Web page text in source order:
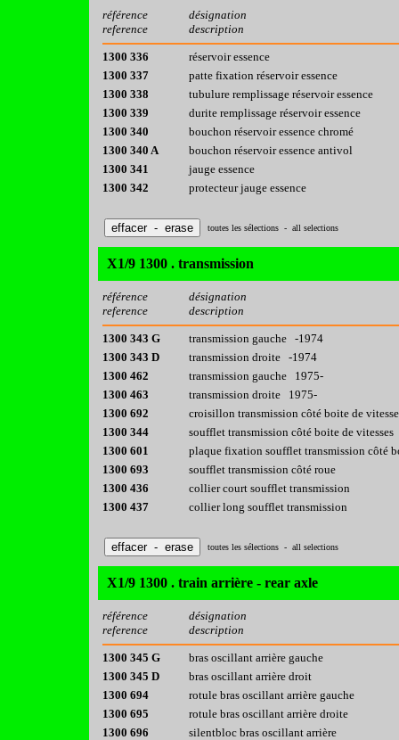
référence
reference
désignation
description
1300 336
réservoir essence
1300 337
patte fixation réservoir essence
1300 338
tubulure remplissage réservoir essence
1300 339
durite remplissage réservoir essence
1300 340
bouchon réservoir essence chromé
1300 340 A
bouchon réservoir essence antivol
1300 341
jauge essence
1300 342
protecteur jauge essence
toutes les sélections - all selections
X1/9 1300 . transmission
référence
reference
désignation
description
1300 343 G
transmission gauche -1974
1300 343 D
transmission droite -1974
1300 462
transmission gauche 1975-
1300 463
transmission droite 1975-
1300 692
croisillon transmission côté boite de
1300 344
soufflet transmission côté boite de vitesses
1300 601
plaque fixation soufflet transmission côté
1300 693
soufflet transmission côté roue
1300 436
collier court soufflet transmission
1300 437
collier long soufflet transmission
toutes les sélections - all selections
X1/9 1300 . train arrière - rear axle
référence
reference
désignation
description
1300 345 G
bras oscillant arrière gauche
1300 345 D
bras oscillant arrière droit
1300 694
rotule bras oscillant arrière gauche
1300 695
rotule bras oscillant arrière droite
1300 696
silentbloc bras oscillant arrière